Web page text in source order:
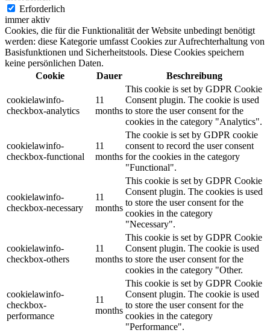
Erforderlich
immer aktiv
Cookies, die für die Funktionalität der Website unbedingt benötigt
werden: diese Kategorie umfasst Cookies zur Aufrechterhaltung von
Basisfunktionen und Sicherheitstools. Diese Cookies speichern
keine persönlichen Daten.
Cookie
Dauer Beschreibung
cookielawinfo-
checkbox-analytics
11
months
This cookie is set by GDPR Cookie
Consent plugin. The cookie is used
to store the user consent for the
cookies in the category "Analytics".
cookielawinfo-
checkbox-functional
11
months
The cookie is set by GDPR cookie
consent to record the user consent
for the cookies in the category
"Functional".
cookielawinfo-
checkbox-necessary
11
months
This cookie is set by GDPR Cookie
Consent plugin. The cookies is used
to store the user consent for the
cookies in the category
"Necessary".
cookielawinfo-
checkbox-others
11
months
This cookie is set by GDPR Cookie
Consent plugin. The cookie is used
to store the user consent for the
cookies in the category "Other.
cookielawinfo-
checkbox-
performance
11
months
This cookie is set by GDPR Cookie
Consent plugin. The cookie is used
to store the user consent for the
cookies in the category
"Performance".